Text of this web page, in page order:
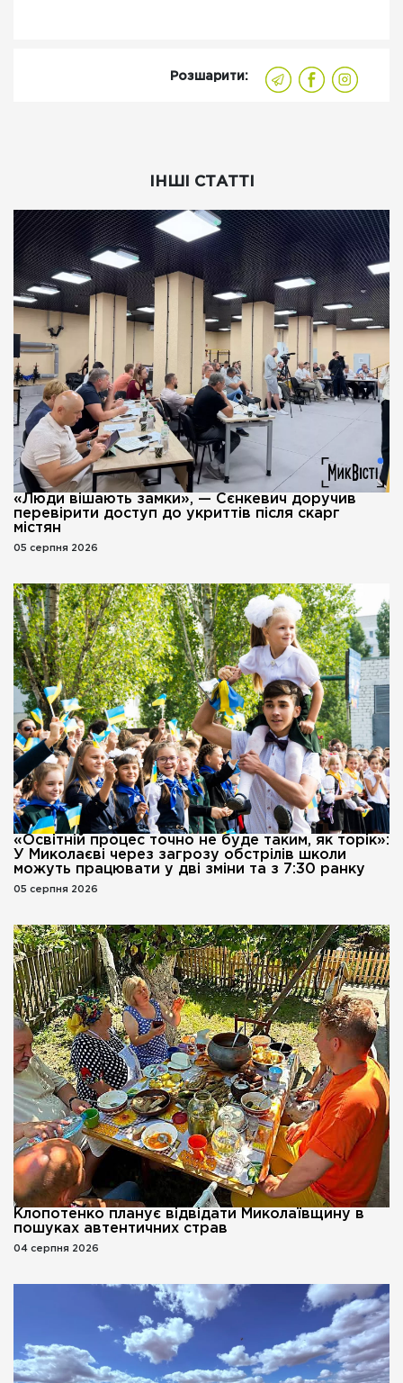
Розшарити:
ІНШІ СТАТТІ
«Люди вішають замки», — Сєнкевич доручив
перевірити доступ до укриттів після скарг
містян
05 серпня 2026
«Освітній процес точно не буде таким, як торік»:
У Миколаєві через загрозу обстрілів школи
можуть працювати у дві зміни та з 7:30 ранку
05 серпня 2026
Клопотенко планує відвідати Миколаївщину в
пошуках автентичних страв
04 серпня 2026